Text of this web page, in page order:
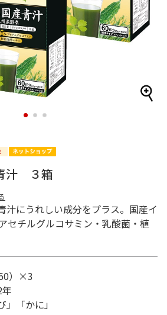
1 2 3
汁 ３箱
汁にうれしい成分をプラス。国産イ
セチルグルコサミン・乳酸菌・植
）×3
」「かに」